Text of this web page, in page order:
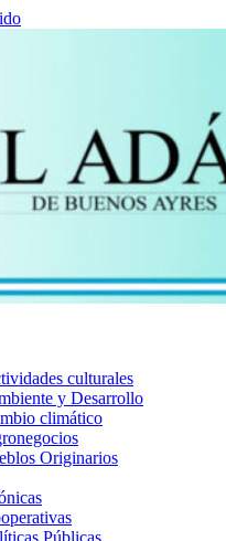
culturales
y Desarrollo
climático
Originarios
Públicas